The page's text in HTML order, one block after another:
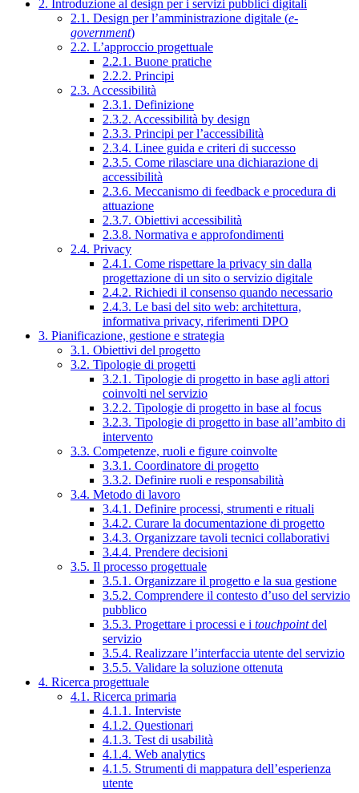
2. Introduzione al design per i servizi pubblici digitali
2.1. Design per l’amministrazione digitale (e-
government)
2.2. L’approccio progettuale
2.2.1. Buone pratiche
2.2.2. Principi
2.3. Accessibilità
2.3.1. Definizione
2.3.2. Accessibilità by design
2.3.3. Principi per l’accessibilità
2.3.4. Linee guida e criteri di successo
2.3.5. Come rilasciare una dichiarazione di
accessibilità
2.3.6. Meccanismo di feedback e procedura di
attuazione
2.3.7. Obiettivi accessibilità
2.3.8. Normativa e approfondimenti
2.4. Privacy
2.4.1. Come rispettare la privacy sin dalla
progettazione di un sito o servizio digitale
2.4.2. Richiedi il consenso quando necessario
2.4.3. Le basi del sito web: architettura,
informativa privacy, riferimenti DPO
3. Pianificazione, gestione e strategia
3.1. Obiettivi del progetto
3.2. Tipologie di progetti
3.2.1. Tipologie di progetto in base agli attori
coinvolti nel servizio
3.2.2. Tipologie di progetto in base al focus
3.2.3. Tipologie di progetto in base all’ambito di
intervento
3.3. Competenze, ruoli e figure coinvolte
3.3.1. Coordinatore di progetto
3.3.2. Definire ruoli e responsabilità
3.4. Metodo di lavoro
3.4.1. Definire processi, strumenti e rituali
3.4.2. Curare la documentazione di progetto
3.4.3. Organizzare tavoli tecnici collaborativi
3.4.4. Prendere decisioni
3.5. Il processo progettuale
3.5.1. Organizzare il progetto e la sua gestione
3.5.2. Comprendere il contesto d’uso del servizio
pubblico
3.5.3. Progettare i processi e i touchpointdel
servizio
3.5.4. Realizzare l’interfaccia utente del servizio
3.5.5. Validare la soluzione ottenuta
4. Ricerca progettuale
4.1. Ricerca primaria
4.1.1. Interviste
4.1.2. Questionari
4.1.3. Test di usabilità
4.1.4. Web analytics
4.1.5. Strumenti di mappatura dell’esperienza
utente